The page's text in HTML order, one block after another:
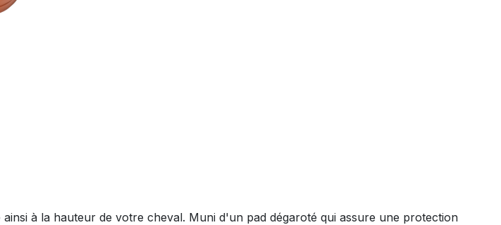
à la hauteur de votre cheval. Muni d'un pad dégaroté qui assure une protection